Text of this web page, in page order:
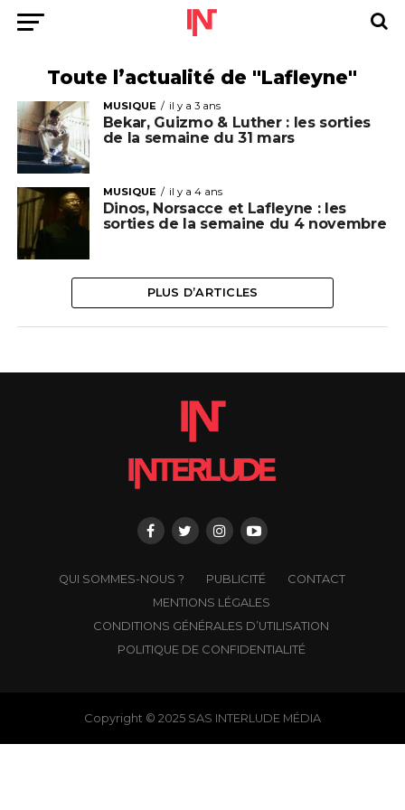
Toute l’actualité de "Lafleyne"
MUSIQUE il y a 3 ans
Bekar, Guizmo & Luther : les sorties
de la semaine du 31 mars
MUSIQUE il y a 4 ans
Dinos, Norsacce et Lafleyne : les
sorties de la semaine du 4 novembre
PLUS D’ARTICLES
QUI SOMMES-NOUS ? PUBLICITÉ
CONTACT
MENTIONS LÉGALES
CONDITIONS GÉNÉRALES D’UTILISATION
POLITIQUE DE CONFIDENTIALITÉ
Copyright © 2025 SAS INTERLUDE MÉDIA